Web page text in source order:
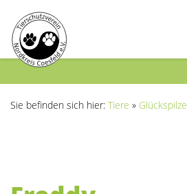
Sie befinden sich hier: Tiere » Glückspilze